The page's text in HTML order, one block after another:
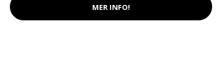
MER INFO!